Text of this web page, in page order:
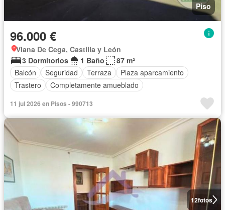
Piso
96.000 €
Viana De Cega, Castilla y León
3 Dormitorios
1 Baño
87 m²
Balcón
Seguridad Terraza
Plaza aparcamiento
Trastero
Completamente amueblado
11 jul 2026 en Pisos - 990713
12fotos